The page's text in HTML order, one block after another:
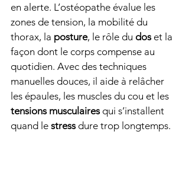
en alerte. L’ostéopathe évalue les
zones de tension, la mobilité du
thorax, la posture, le rôle du dos et la
façon dont le corps compense au
quotidien. Avec des techniques
manuelles douces, il aide à relâcher
les épaules, les muscles du cou et les
tensions musculaires qui s’installent
quand le stress dure trop longtemps.